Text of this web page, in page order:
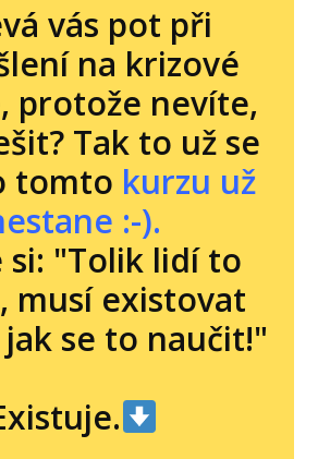
vás pot při
na krizové
protože nevíte,
Tak to už se
tomto kurzu už
:-).
si: "Tolik lidí to
musí existovat
se to naučit!"